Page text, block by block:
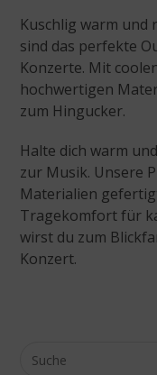
Kuschlig warm und
sind das perfekte
Konzerte. Mit
hochwertigen
zum Hingucker.
Halte dich warm
zur Musik. Unsere
Materialien
Tragekomfort für
wirst du zum
Konzert.